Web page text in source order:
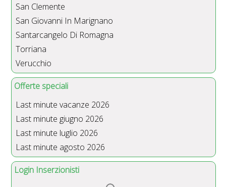
San Clemente
San Giovanni In Marignano
Santarcangelo Di Romagna
Torriana
Verucchio
Offerte speciali
Last minute vacanze 2026
Last minute giugno 2026
Last minute luglio 2026
Last minute agosto 2026
Login Inserzionisti